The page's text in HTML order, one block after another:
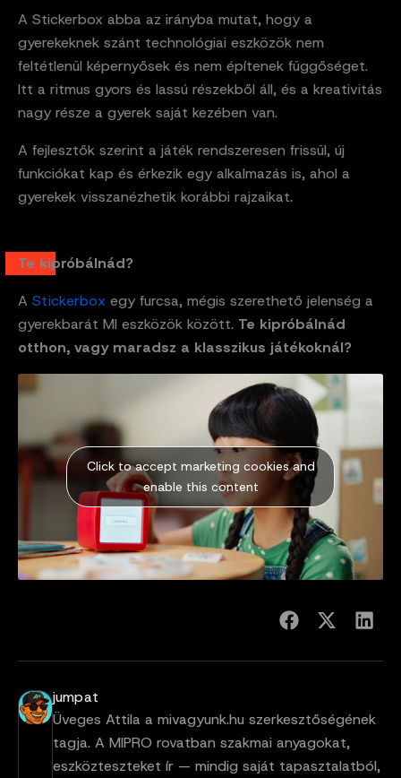
A Stickerbox abba az irányba mutat, hogy a
gyerekeknek szánt technológiai eszközök nem
feltétlenül képernyősek és nem építenek függőséget.
Itt a ritmus gyors és lassú részekből áll, és a kreativitás
nagy része a gyerek saját kezében van.
A fejlesztők szerint a játék rendszeresen frissül, új
funkciókat kap és érkezik egy alkalmazás is, ahol a
gyerekek visszanézhetik korábbi rajzaikat.
Te kipróbálnád?
A Stickerboxegy furcsa, mégis szerethető jelenség a
gyerekbarát MI eszközök között. Te kipróbálnád
otthon, vagy maradsz a klasszikus játékoknál?
Click to accept marketing cookies and
enable this content
jumpat
Üveges Attila a mivagyunk.hu szerkesztőségének
tagja. A MIPRO rovatban szakmai anyagokat,
eszközteszteket ír — mindig saját tapasztalatból,